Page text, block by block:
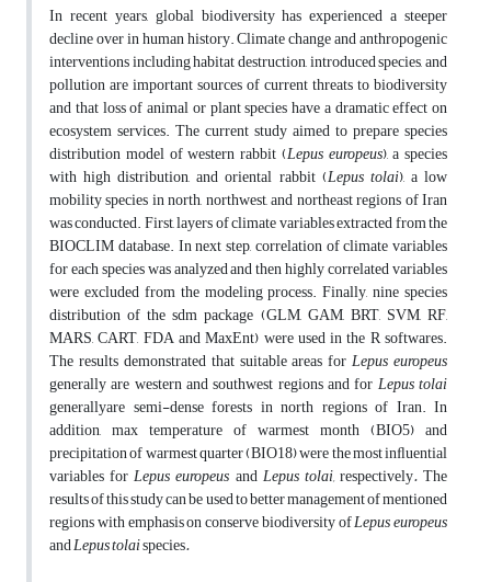
In recent years, global biodiversity has experienced a steeper
decline over in human history. Climate change and anthropogenic
interventions including habitat destruction, introduced species, and
pollution are important sources of current threats to biodiversity
and that loss of animal or plant species have a dramatic effect on
ecosystem services. The current study aimed to prepare species
distribution model of western rabbit (Lepus europeus), a species
with high distribution, and oriental rabbit (Lepus tolai), a low
mobility species in north, northwest, and northeast regions of Iran
was conducted. First, layers of climate variables extracted from the
BIOCLIM database. In next step, correlation of climate variables
for each species was analyzed and then highly correlated variables
were excluded from the modeling process. Finally, nine species
distribution of the sdm package (GLM, GAM, BRT, SVM, RF,
MARS, CART, FDA and MaxEnt) were used in the R softwares.
The results demonstrated that suitable areas forLepus europeus
generally are western and southwest regions and forLepus tolai
generallyare semi-dense forests in north regions of Iran. In
addition, max temperature of warmest month (BIO5) and
precipitation of warmest quarter (BIO18) were the most inﬂuential
variables forLepus europeus andLepus tolai,respectively.The
results of this study can be used to better management of mentioned
regions with emphasis on conserve biodiversity ofLepus europeus
andLepus tolaispecies.